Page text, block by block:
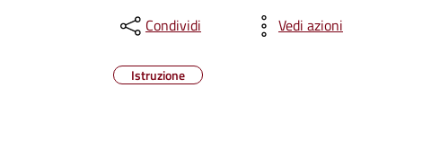
Condividi Vedi azioni
Istruzione